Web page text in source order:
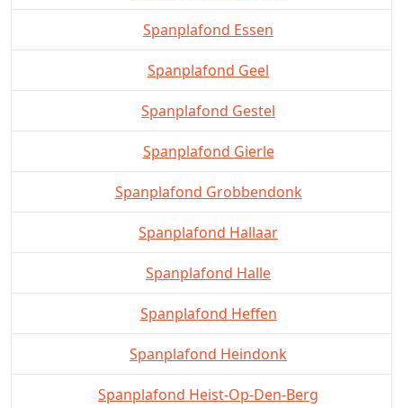
Spanplafond Essen
Spanplafond Geel
Spanplafond Gestel
Spanplafond Gierle
Spanplafond Grobbendonk
Spanplafond Hallaar
Spanplafond Halle
Spanplafond Heffen
Spanplafond Heindonk
Spanplafond Heist-Op-Den-Berg